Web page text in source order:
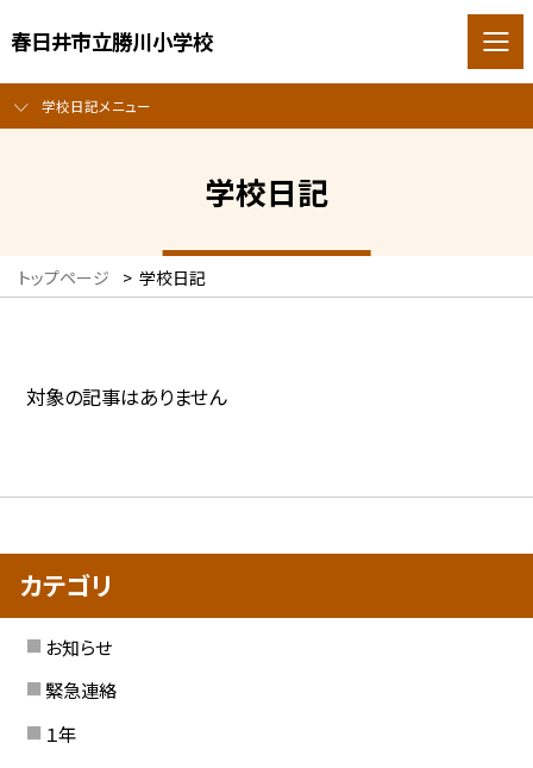
春日井市立勝川小学校
学校日記メニュー
学校日記
トップページ > 学校日記
対象の記事はありません
カテゴリ
お知らせ
緊急連絡
１年